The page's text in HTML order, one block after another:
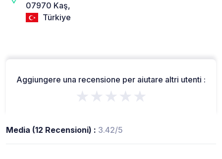
07970 Kaş,
Türkiye
Aggiungere una recensione per aiutare altri utenti :
★★★★★
Media (12 Recensioni) : 3.42/5